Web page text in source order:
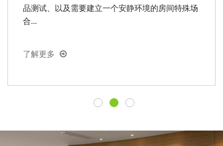
品测试、以及需要建立一个安静环境的房间特殊场
合...
了解更多